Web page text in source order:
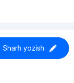
Sharh yozish